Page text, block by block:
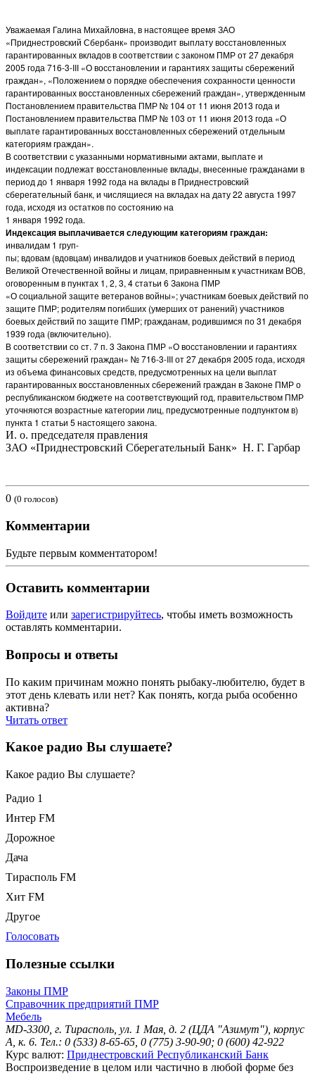
Уважаемая Галина Михайловна, в настоящее время ЗАО
«Приднестровский Сбербанк» производит выплату восстановленных
гарантированных вкладов в соответствии с законом ПМР от 27 декабря
2005 года 716-3-III «О восстановлении и гарантиях защиты сбережений
граждан», «Положением о порядке обеспечения сохранности ценности
гарантированных восстановленных сбережений граждан», утвержденным
Постановлением правительства ПМР № 104 от 11 июня 2013 года и
Постановлением правительства ПМР № 103 от 11 июня 2013 года «О
выплате гарантированных восстановленных сбережений отдельным
категориям граждан».
В соответствии с указанными нормативными актами, выплате и
индексации подлежат восстановленные вклады, внесенные гражданами в
период до 1 января 1992 года на вклады в Приднестровский
сберегательный банк, и числящиеся на вкладах на дату 22 августа 1997
года, исходя из остатков по состоянию на
1 января 1992 года.
Индексация выплачивается следующим категориям граждан:
инвалидам 1 груп­-
пы; вдовам (вдовцам) инвалидов и учатников боевых действий в период
Великой Отечественной войны и лицам, приравненным к участникам ВОВ,
оговоренным в пунктах 1, 2, 3, 4 статьи 6 Закона ПМР
«О социальной защите ветеранов войны»; участникам боевых действий по
защите ПМР; родителям погибших (умерших от ранений) участников
боевых действий по защите ПМР; гражданам, родившимся по 31 декабря
1939 года (включительно).
В соответствии со ст. 7 п. 3 Закона ПМР «О восстановлении и гарантиях
защиты сбережений граждан» № 716-3-III от 27 декабря 2005 года, исходя
из объема финансовых средств, предусмотренных на цели выплат
гарантированных восстановленных сбережений граждан в Законе ПМР о
республиканском бюджете на соответствующий год, правительством ПМР
уточняются возрастные категории лиц, предусмотренные подпунктом в)
пункта 1 статьи 5 настоящего закона.
И. о. председателя правления
ЗАО «Приднестровский Сберегательный Банк» Н. Г. Гарбар
0 (0 голосов)
Комментарии
Будьте первым комментатором!
Оставить комментарии
Войдите или зарегистрируйтесь, чтобы иметь возможность
оставлять комментарии.
Вопросы и ответы
По каким причинам можно понять рыбаку-любителю, будет в
этот день клевать или нет? Как понять, когда рыба особенно
активна?
Читать ответ
Какое радио Вы слушаете?
Какое радио Вы слушаете?
Радио 1
Интер FM
Дорожное
Дача
Тирасполь FM
Хит FM
Другое
Голосовать
Полезные ссылки
Законы ПМР
Справочник предприятий ПМР
Мебель
MD-3300, г. Тирасполь, ул. 1 Мая, д. 2 (ЦДА "Азимут"), корпус
А, к. 6. Тел.: 0 (533) 8-65-65, 0 (775) 3-90-90; 0 (600) 42-922
Курс валют: Приднестровский Республиканский Банк
Воспроизведение в целом или частично в любой форме без